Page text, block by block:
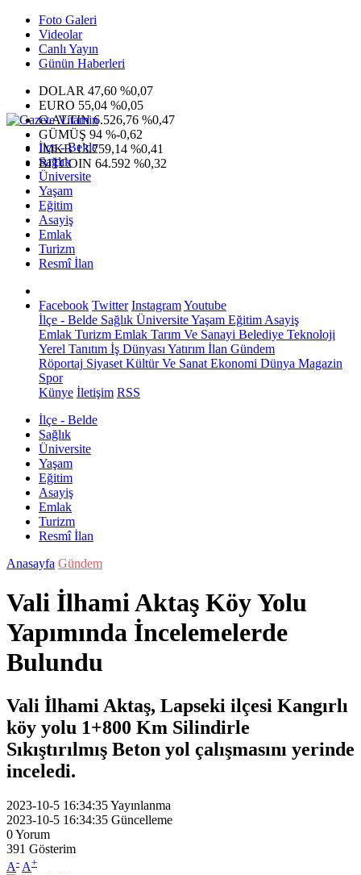
Foto Galeri
Videolar
Canlı Yayın
Günün Haberleri
DOLAR 47,60 %0,07
EURO 55,04 %0,05
G.ALTIN6.526,76 %0,47
GÜMÜŞ 94 %-0,62
IMKB13.759,14 %0,41
BITCOIN 64.592 %0,32
İlçe - Belde
Sağlık
Üniversite
Yaşam
Eğitim
Asayiş
Emlak
Turizm
Resmî İlan
Facebook Twitter InstagramYoutube
İlçe - Belde Sağlık ÜniversiteYaşam Eğitim Asayiş
Emlak Turizm Emlak Tarım Ve Sanayi Belediye Teknoloji
Yerel Tanıtım İş Dünyası Yatırım İlan Gündem
Röportaj Siyaset Kültür Ve Sanat Ekonomi Dünya Magazin
Spor
Künye İletişim RSS
İlçe - Belde
Sağlık
Üniversite
Yaşam
Eğitim
Asayiş
Emlak
Turizm
Resmî İlan
Anasayfa Gündem
Vali İlhami Aktaş Köy Yolu
Yapımında İncelemelerde
Bulundu
Vali İlhami Aktaş, Lapseki ilçesi Kangırlı
köy yolu 1+800 Km Silindirle
Sıkıştırılmış Beton yol çalışmasını yerinde
inceledi.
2023-10-5 16:34:35Yayınlanma
2023-10-5 16:34:35 Güncelleme
0Yorum
391 Gösterim
A- A+